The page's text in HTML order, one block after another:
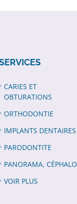
CARIES ET
OBTURATIONS
ORTHODONTIE
IMPLANTS DENTAIRES
PARODONTITE
PANORAMA, CÉPHALO
VOIR PLUS